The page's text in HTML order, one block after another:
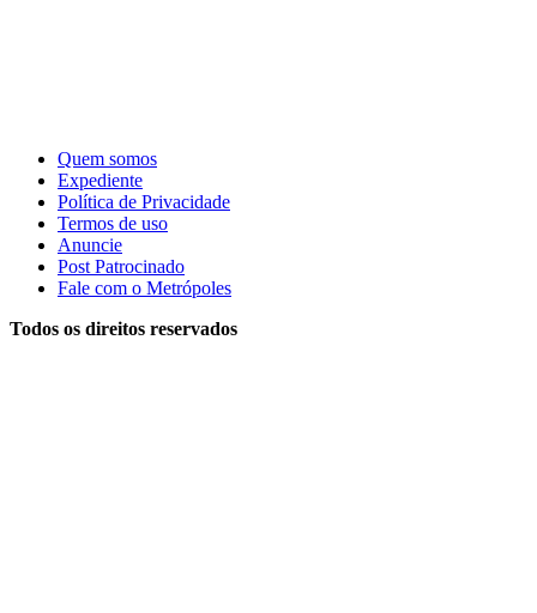
Quem somos
Expediente
Política de Privacidade
Termos de uso
Anuncie
Post Patrocinado
Fale com o Metrópoles
Todos os direitos reservados